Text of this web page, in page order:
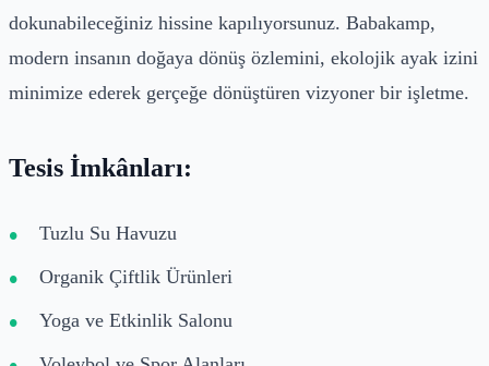
dokunabileceğiniz hissine kapılıyorsunuz. Babakamp,
modern insanın doğaya dönüş özlemini, ekolojik ayak izini
minimize ederek gerçeğe dönüştüren vizyoner bir işletme.
Tesis İmkânları:
Tuzlu Su Havuzu
Organik Çiftlik Ürünleri
Yoga ve Etkinlik Salonu